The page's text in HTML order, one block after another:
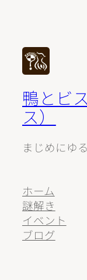
鴨とビ
ス）
まじめにゆ
ホーム
謎解き
イベント
ブログ